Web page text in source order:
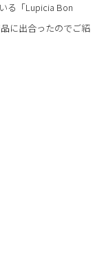
で大特価で登場します。ま
る「Lupicia Bon
に出合ったのでご紹